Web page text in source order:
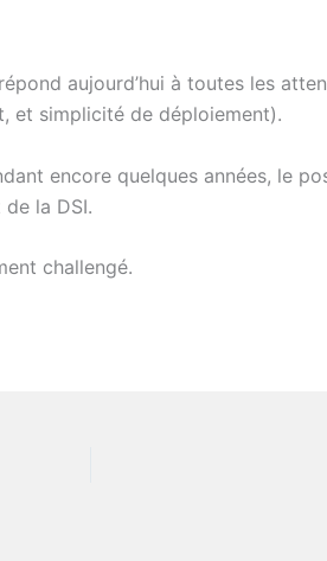
aujourd’hui à toutes les
et simplicité de déploiement).
encore quelques années, le
la DSI.
challengé.